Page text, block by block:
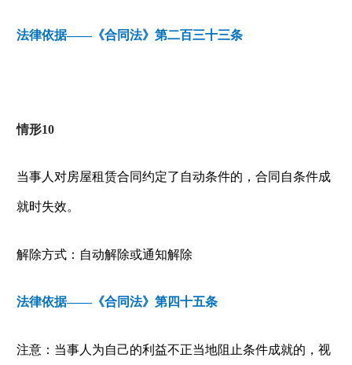
法律依据——《合同法》第二百三十三条
情形10
当事人对房屋租赁合同约定了自动条件的，合同自条件成
就时失效。
解除方式：自动解除或通知解除
法律依据——《合同法》第四十五条
注意：当事人为自己的利益不正当地阻止条件成就的，视